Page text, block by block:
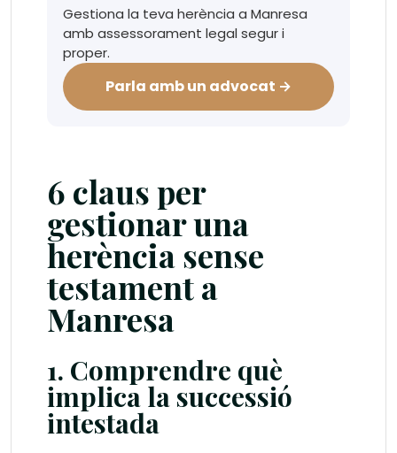
Gestiona la teva herència a Manresa
amb assessorament legal segur i
proper.
Parla amb un advocat →
6 claus per
gestionar una
herència sense
testament a
Manresa
1. Comprendre què
implica la successió
intestada